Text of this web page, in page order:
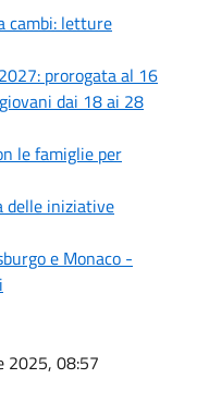
cambi: letture
prorogata al 16
dai 18 ai 28
le famiglie per
delle iniziative
e Monaco -
2025, 08:57